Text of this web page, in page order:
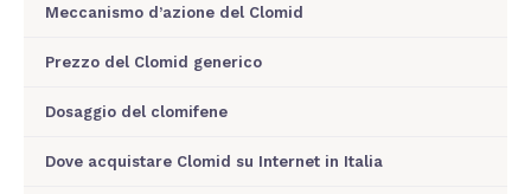
Meccanismo d’azione del Clomid
Prezzo del Clomid generico
Dosaggio del clomifene
Dove acquistare Clomid su Internet in Italia